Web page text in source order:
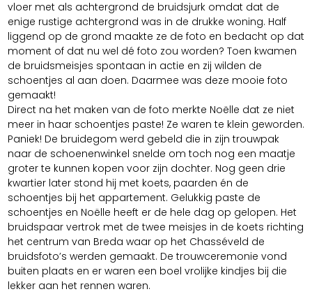
vloer met als achtergrond de bruidsjurk omdat dat de
enige rustige achtergrond was in de drukke woning. Half
liggend op de grond maakte ze de foto en bedacht op dat
moment of dat nu wel dé foto zou worden? Toen kwamen
de bruidsmeisjes spontaan in actie en zij wilden de
schoentjes al aan doen. Daarmee was deze mooie foto
gemaakt!
Direct na het maken van de foto merkte Noëlle dat ze niet
meer in haar schoentjes paste! Ze waren te klein geworden.
Paniek! De bruidegom werd gebeld die in zijn trouwpak
naar de schoenenwinkel snelde om toch nog een maatje
groter te kunnen kopen voor zijn dochter. Nog geen drie
kwartier later stond hij met koets, paarden én de
schoentjes bij het appartement. Gelukkig paste de
schoentjes en Noëlle heeft er de hele dag op gelopen. Het
bruidspaar vertrok met de twee meisjes in de koets richting
het centrum van Breda waar op het Chasséveld de
bruidsfoto’s werden gemaakt. De trouwceremonie vond
buiten plaats en er waren een boel vrolijke kindjes bij die
lekker aan het rennen waren.